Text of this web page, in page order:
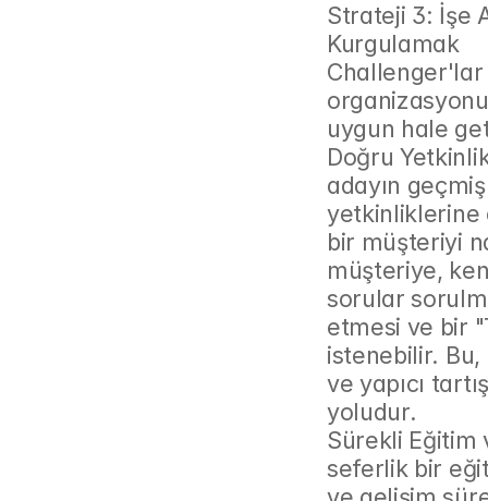
Strateji 3: İşe
Kurgulamak
uygun hale
Doğru
adayın
yetkinliklerine
bir müşteriyi
müşteriye,
sorular
etmesi ve bir
istenebilir.
ve yapıcı
yoludur.
Sürekli Eğitim
seferlik bir